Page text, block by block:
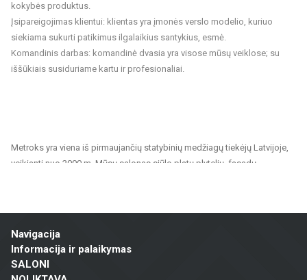
kokybės produktus.
Įsipareigojimas klientui: klientas yra įmonės verslo modelio, kuriuo
siekiama sukurti patikimus ilgalaikius santykius, esmė.
Komandinis darbas: komandinė dvasia yra visose mūsų veiklose; su
iššūkiais susiduriame kartu ir profesionaliai.
Metroks yra viena iš pirmaujančių statybinių medžiagų tiekėjų Latvijoje,
veikianti nuo 2000 m. Mūsų salonas siūlo platų plytelių, fasadų
ieškantiems kokybiškų ir tvarių sprendimų namų, biurų, visuomeninių
Mūsų siūlomas asortimentas apima:
Sienų ir grindų plytelės: Įvairių dydžių, spalvų ir dizainų plytelės,
Navigacija
Informacija ir palaikymas
SALONI